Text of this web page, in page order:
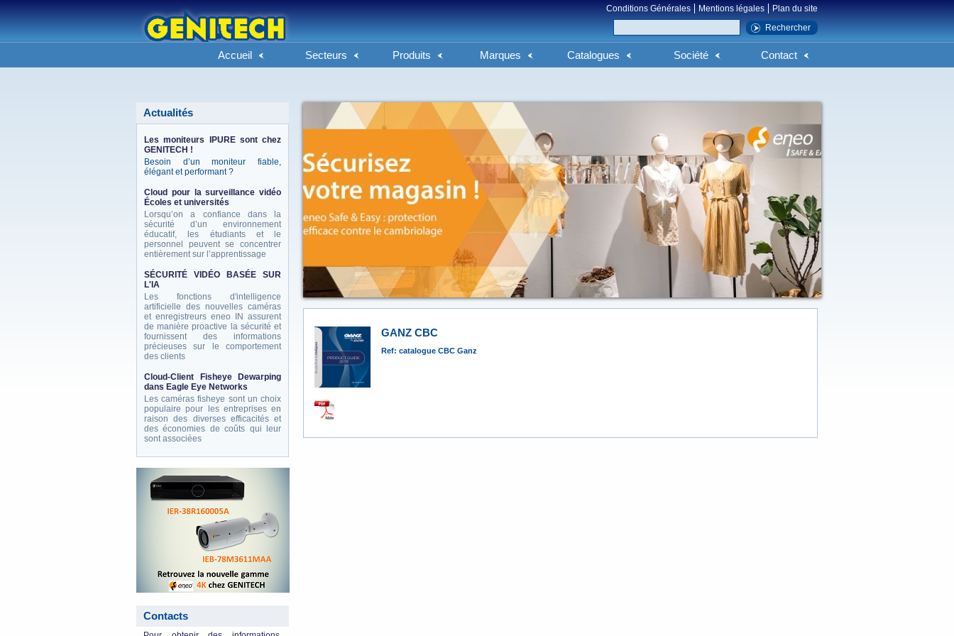
Conditions Générales Mentions légales Plan du site
Accueil Secteurs Produits Marques Catalogues Société Contact
Actualités
Les moniteurs IPURE sont chez
GENITECH !
Besoin d’un moniteur fiable,
élégant et performant ?
Cloud pour la surveillance vidéo
Écoles et universités
Lorsqu’on a confiance dans la
sécurité d’un environnement
éducatif, les étudiants et le
personnel peuvent se concentrer
entièrement sur l’apprentissage
SÉCURITÉ VIDÉO BASÉE SUR
L'IA
Les fonctions d'intelligence
artificielle des nouvelles caméras
et enregistreurs eneo IN assurent
de manière proactive la sécurité et
fournissent des informations
précieuses sur le comportement
des clients
Cloud-Client Fisheye Dewarping
dans Eagle Eye Networks
Les caméras fisheye sont un choix
populaire pour les entreprises en
raison des diverses efficacités et
des économies de coûts qui leur
sont associées
Contacts
GANZ CBC
Ref: catalogue CBC Ganz